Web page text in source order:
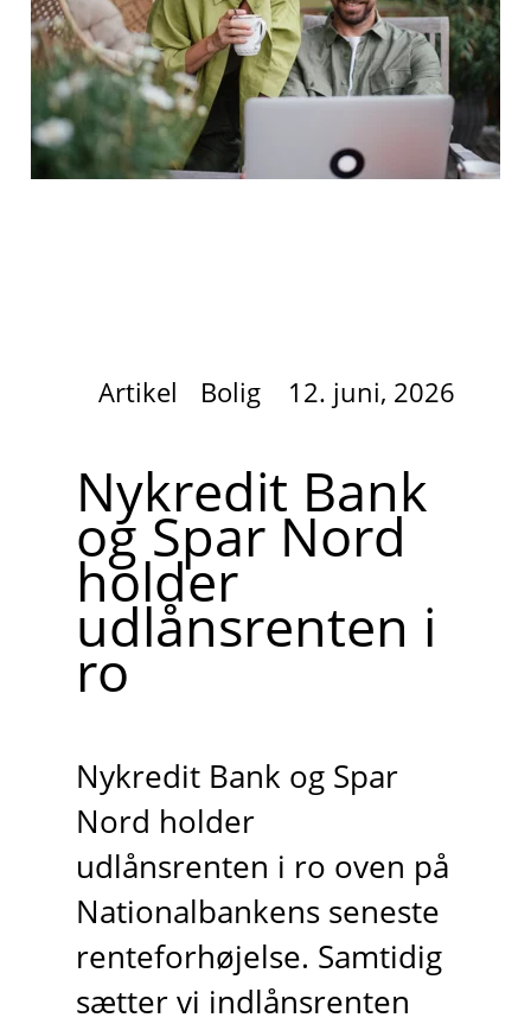
Artikel Bolig 12. juni, 2026
Nykredit Bank
og Spar Nord
holder
udlånsrenten i
ro
Nykredit Bank og Spar
Nord holder
udlånsrenten i ro oven på
Nationalbankens seneste
renteforhøjelse. Samtidig
sætter vi indlånsrenten